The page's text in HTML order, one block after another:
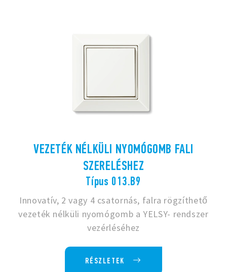
VEZETÉK NÉLKÜLI NYOMÓGOMB FALI
SZERELÉSHEZ
Típus 013.B9
Innovatív, 2 vagy 4 csatornás, falra rögzíthető
vezeték nélküli nyomógomb a YELSY- rendszer
vezérléséhez
RÉSZLETEK